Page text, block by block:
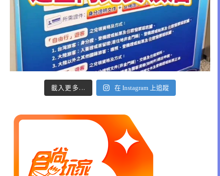
載入更多... 在 Instagram 上追蹤